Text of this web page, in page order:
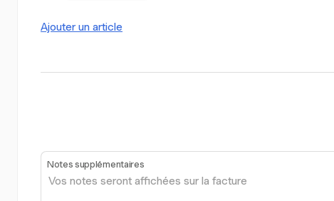
Ajouter un article
Notes supplémentaires